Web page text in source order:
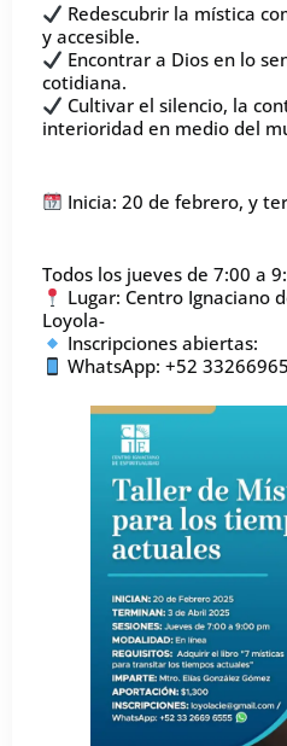
Redescubrir la mística
y accesible.
Encontrar a Dios en lo
cotidiana.
Cultivar el silencio, la
interioridad en medio del
Inicia: 20 de febrero, y
Todos los jueves de 7:00 a
Lugar: Centro Ignaciano
Loyola-
Inscripciones abiertas:
WhatsApp: +52